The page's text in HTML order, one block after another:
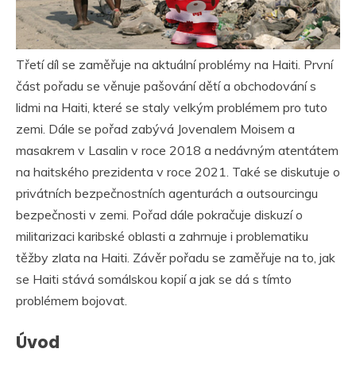
Třetí díl se zaměřuje na aktuální problémy na Haiti. První
část pořadu se věnuje pašování dětí a obchodování s
lidmi na Haiti, které se staly velkým problémem pro tuto
zemi. Dále se pořad zabývá Jovenalem Moisem a
masakrem v Lasalin v roce 2018 a nedávným atentátem
na haitského prezidenta v roce 2021. Také se diskutuje o
privátních bezpečnostních agenturách a outsourcingu
bezpečnosti v zemi. Pořad dále pokračuje diskuzí o
militarizaci karibské oblasti a zahrnuje i problematiku
těžby zlata na Haiti. Závěr pořadu se zaměřuje na to, jak
se Haiti stává somálskou kopií a jak se dá s tímto
problémem bojovat.
Úvod